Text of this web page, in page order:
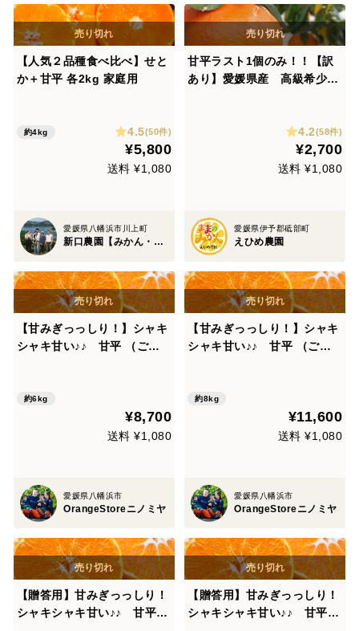
【人気２品種食べ比べ】せと
か＋甘平 各2kg 家庭用
約4kg 4.5(50件)
¥5,800
送料 ¥1,080
愛媛県八幡浜市川上町
新口農園【みかん・柑橘グランプリ2026最高金賞受賞】
甘平ラスト1個のみ！！【訳
あり】愛媛県産 高級希少品
4.2(58件)
¥2,700
送料 ¥1,080
愛媛県伊予郡砥部町
えひめ農園
【甘みぎっっしり！】シャキ
シャキ甘い♪♪ 甘平 （ご家
約6kg
¥8,700
送料 ¥1,080
愛媛県八幡浜市
OrangeStoreニノミヤ
【甘みぎっっしり！】シャキ
シャキ甘い♪♪ 甘平 （ご家
約8kg
¥11,600
送料 ¥1,080
愛媛県八幡浜市
OrangeStoreニノミヤ
【贈答用】甘みぎっっしり！
シャキシャキ甘い♪♪ 甘平×
【贈答用】甘みぎっっしり！
シャキシャキ甘い♪♪ 甘平×